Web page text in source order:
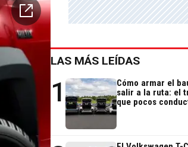
LAS MÁS LEÍDAS
1
Cómo armar el
salir a la ruta: el
que pocos